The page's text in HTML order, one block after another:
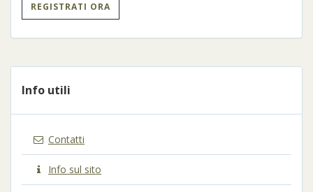
REGISTRATI ORA
Info utili
Contatti
Info sul sito